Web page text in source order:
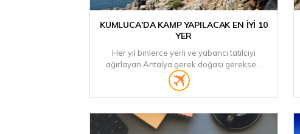
KUMLUCA'DA KAMP YAPILACAK EN İYI 10
YER
Her yıl binlerce yerli ve yabancı tatilciyi
ağırlayan Antalya gerek doğası gerekse...